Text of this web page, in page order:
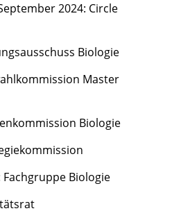
2024: Circle
Biologie
Master
Biologie
Biologie